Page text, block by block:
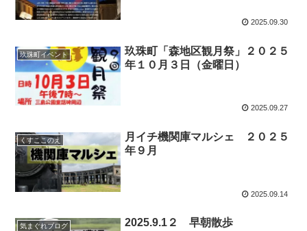
2025.09.30
玖珠町イベント
玖珠町「森地区観月祭」２０２５
年１０月３日（金曜日）
2025.09.27
くすここのえ
月イチ機関庫マルシェ ２０２５
年９月
2025.09.14
気まぐれブログ 2025.9.1２ 早朝散歩